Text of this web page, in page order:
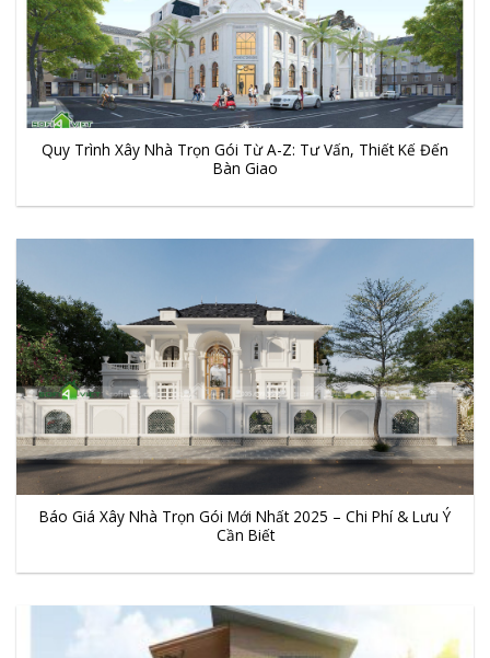
Quy Trình Xây Nhà Trọn Gói Từ A-Z: Tư Vấn, Thiết Kế Đến
Bàn Giao
Báo Giá Xây Nhà Trọn Gói Mới Nhất 2025 – Chi Phí & Lưu Ý
Cần Biết